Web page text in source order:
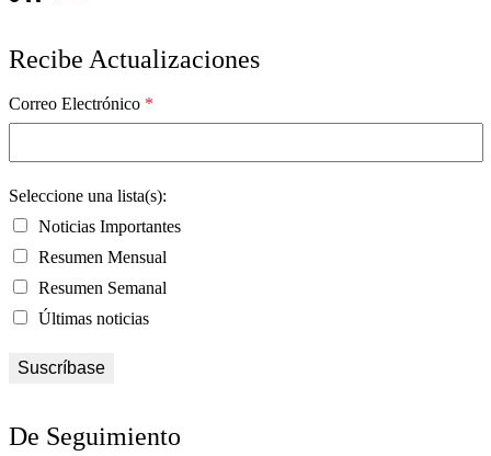
Recibe Actualizaciones
Correo Electrónico *
Seleccione una lista(s):
Noticias Importantes
Resumen Mensual
Resumen Semanal
Últimas noticias
De Seguimiento